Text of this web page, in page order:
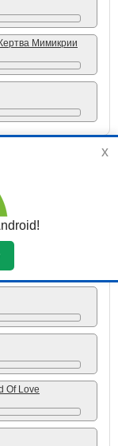
Мимикрии
Of Love
x